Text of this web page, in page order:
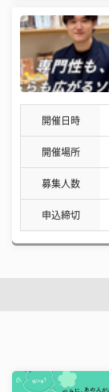
開催日時
開催場所
募集人数
申込締切